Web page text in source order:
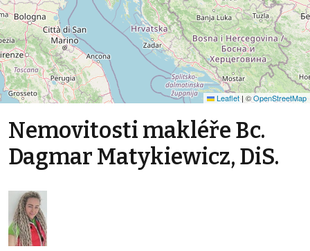
Leaflet | ©OpenStreetMap
Nemovitosti makléře Bc.
Dagmar Matykiewicz, DiS.